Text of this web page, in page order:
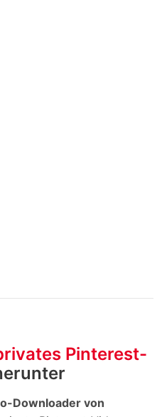
Pinterest-
Downloader von